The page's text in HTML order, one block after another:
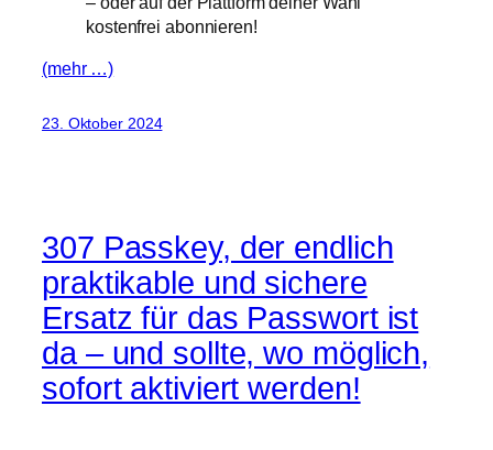
kostenfrei abonnieren!
(mehr …)
23. Oktober 2024
307 Passkey, der endlich
praktikable und sichere
Ersatz für das Passwort ist
da – und sollte, wo möglich,
sofort aktiviert werden!